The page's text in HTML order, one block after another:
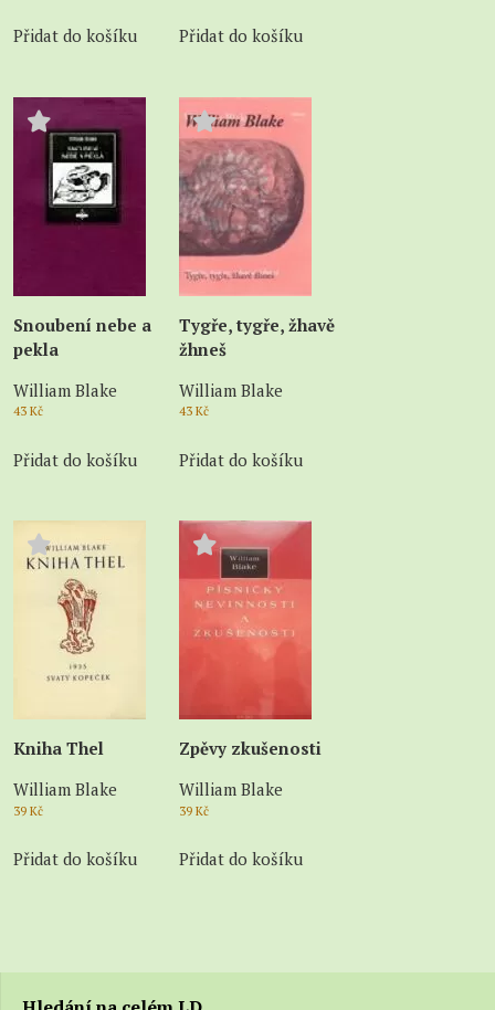
Přidat do košíku Přidat do košíku
Snoubení nebe a
pekla
William Blake
43 Kč
Přidat do košíku
Tygře, tygře, žhavě
žhneš
William Blake
43 Kč
Přidat do košíku
Kniha Thel
William Blake
39 Kč
Přidat do košíku
Zpěvy zkušenosti
William Blake
39 Kč
Přidat do košíku